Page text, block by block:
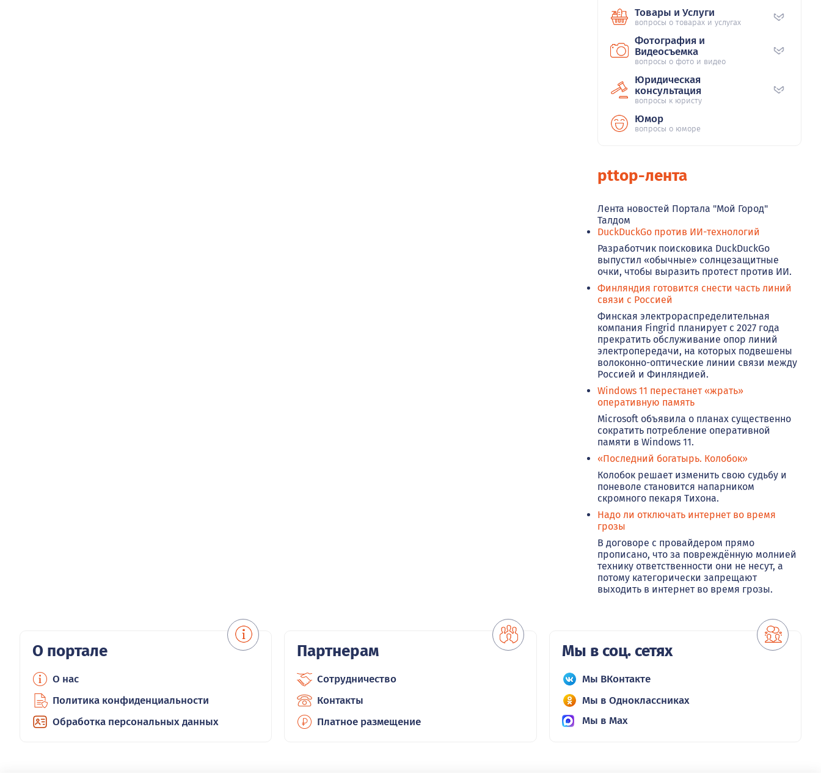
Товары и Услуги
вопросы о товарах и услугах
Фотография и
Видеосъемка
вопросы о фото и видео
Юридическая
консультация
вопросы к юристу
Юмор
вопросы о юморе
pttop-лента
Лента новостей Портала "Мой Город"
Талдом
DuckDuckGo против ИИ-технологий
Разработчик поисковика DuckDuckGo
выпустил «обычные» солнцезащитные
очки, чтобы выразить протест против ИИ.
Финляндия готовится снести часть линий
связи с Россией
Финская электрораспределительная
компания Fingrid планирует с 2027 года
прекратить обслуживание опор линий
электропередачи, на которых подвешены
волоконно-оптические линии связи между
Россией и Финляндией.
Windows 11 перестанет «жрать»
оперативную память
Microsoft объявила о планах существенно
сократить потребление оперативной
памяти в Windows 11.
«Последний богатырь. Колобок»
Колобок решает изменить свою судьбу и
поневоле становится напарником
скромного пекаря Тихона.
Надо ли отключать интернет во время
грозы
В договоре с провайдером прямо
прописано, что за повреждённую молнией
технику ответственности они не несут, а
потому категорически запрещают
выходить в интернет во время грозы.
О портале
О нас
Политика конфиденциальности
Обработка персональных данных
Партнерам
Сотрудничество
Контакты
Платное размещение
Мы в соц. сетях
Мы ВКонтакте
Мы в Одноклассниках
Мы в Max